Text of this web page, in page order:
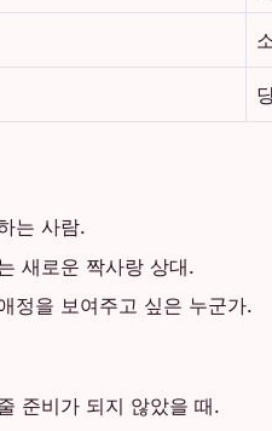
는 사람.
새로운 짝사랑 상대.
정을 보여주고 싶은 누군가.
준비가 되지 않았을 때.